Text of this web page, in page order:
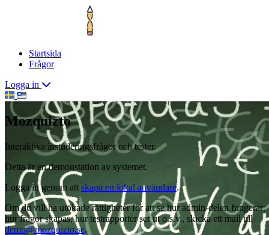
Startsida
Frågor
Logga in
Mozquizto
Interaktiva instuderingsfrågor och tester.
Detta är en demonstation av systemet.
Logga in genom att skapa en lokal användare.
Om du vill ha utökade rättigheter för att se hur admin-delen fungerar:
hur frågor skapas, hur testrapporter ser ut o.s.v., skicka ett mail till
demo@mozquizto.se.